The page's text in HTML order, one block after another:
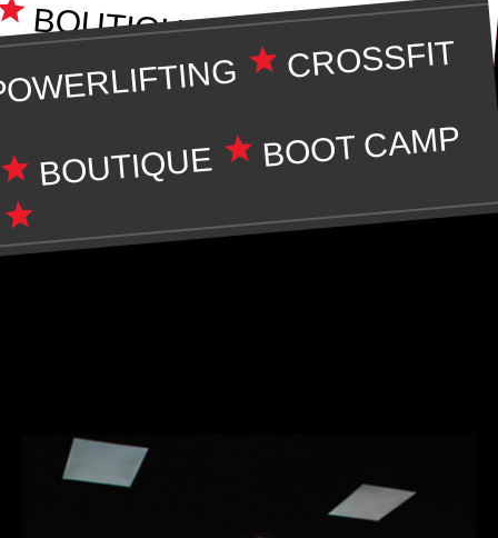
BOUTIQUE BOOT CAMP
CROSSFIT
BOUTIQUE BOOT CAMP